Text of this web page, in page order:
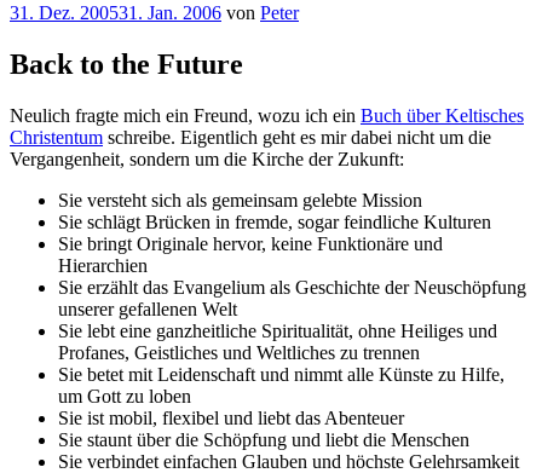
Veröffentlicht
31. Dez. 200531. Jan. 2006 von Peter
Back to the Future
Neulich fragte mich ein Freund, wozu ich ein Buch über Keltisches
Christentum schreibe. Eigentlich geht es mir dabei nicht um die
Vergangenheit, sondern um die Kirche der Zukunft:
Sie versteht sich als gemeinsam gelebte Mission
Sie schlägt Brücken in fremde, sogar feindliche Kulturen
Sie bringt Originale hervor, keine Funktionäre und
Hierarchien
Sie erzählt das Evangelium als Geschichte der Neuschöpfung
unserer gefallenen Welt
Sie lebt eine ganzheitliche Spiritualität, ohne Heiliges und
Profanes, Geistliches und Weltliches zu trennen
Sie betet mit Leidenschaft und nimmt alle Künste zu Hilfe,
um Gott zu loben
Sie ist mobil, flexibel und liebt das Abenteuer
Sie staunt über die Schöpfung und liebt die Menschen
Sie verbindet einfachen Glauben und höchste Gelehrsamkeit